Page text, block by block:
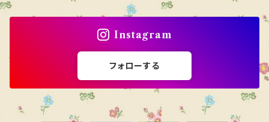
Instagram
フォローする